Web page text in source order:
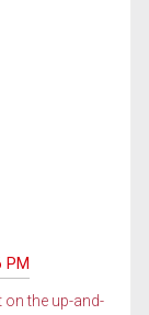
PM
the up-and-